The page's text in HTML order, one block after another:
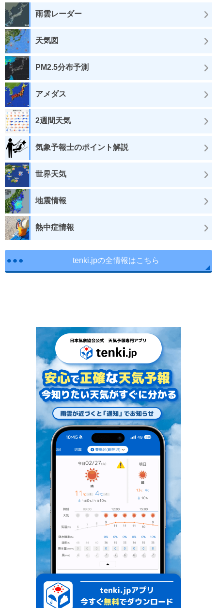
雨雲レーダー
天気図
PM2.5分布予測
アメダス
2週間天気
気象予報士のポイント解説
世界天気
地震情報
熱中症情報
tenki.jpの全情報はこちら